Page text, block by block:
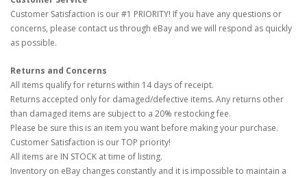
Customer Satisfaction is our #1 PRIORITY! If you have any questions or
concerns, please contact us through eBay and we will respond as quickly
as possible.
Returns and Concerns
All items qualify for returns within 14 days of receipt.
Returns accepted only for damaged/defective items. Any returns other
than damaged items are subject to a 20% restocking fee.
Please be sure this is an item you want before making your purchase.
Customer Satisfaction is our TOP priority!
All items are IN STOCK at time of listing.
Inventory on eBay changes constantly and it is impossible to maintain a